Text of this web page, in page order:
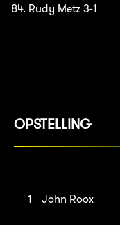
84. Rudy Metz 3-1
OPSTELLING
1 John Roox